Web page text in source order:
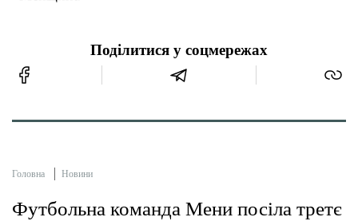
Поділитися у соцмережах
Головна Новини
Футбольна команда Мени посіла третє